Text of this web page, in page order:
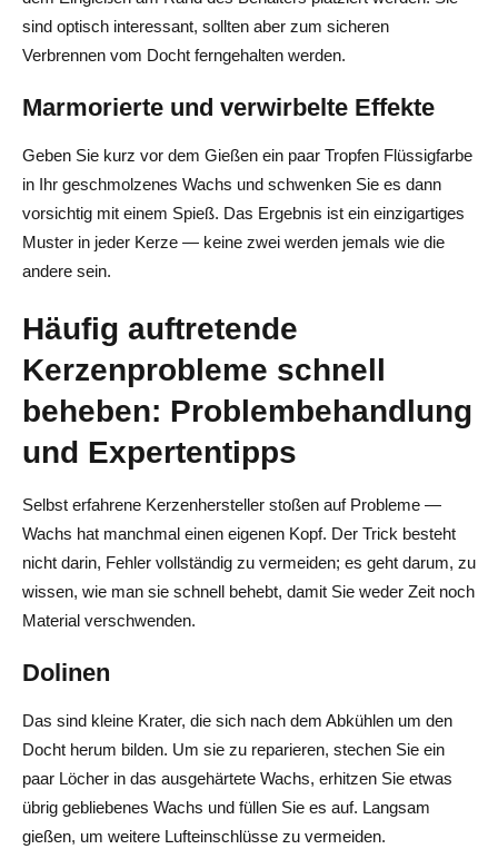
sind optisch interessant, sollten aber zum sicheren
Verbrennen vom Docht ferngehalten werden.
Marmorierte und verwirbelte Effekte
Geben Sie kurz vor dem Gießen ein paar Tropfen Flüssigfarbe
in Ihr geschmolzenes Wachs und schwenken Sie es dann
vorsichtig mit einem Spieß. Das Ergebnis ist ein einzigartiges
Muster in jeder Kerze — keine zwei werden jemals wie die
andere sein.
Häufig auftretende
Kerzenprobleme schnell
beheben: Problembehandlung
und Expertentipps
Selbst erfahrene Kerzenhersteller stoßen auf Probleme —
Wachs hat manchmal einen eigenen Kopf. Der Trick besteht
nicht darin, Fehler vollständig zu vermeiden; es geht darum, zu
wissen, wie man sie schnell behebt, damit Sie weder Zeit noch
Material verschwenden.
Dolinen
Das sind kleine Krater, die sich nach dem Abkühlen um den
Docht herum bilden. Um sie zu reparieren, stechen Sie ein
paar Löcher in das ausgehärtete Wachs, erhitzen Sie etwas
übrig gebliebenes Wachs und füllen Sie es auf. Langsam
gießen, um weitere Lufteinschlüsse zu vermeiden.